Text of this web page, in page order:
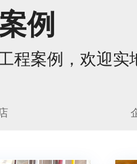
例
程案例，欢迎实